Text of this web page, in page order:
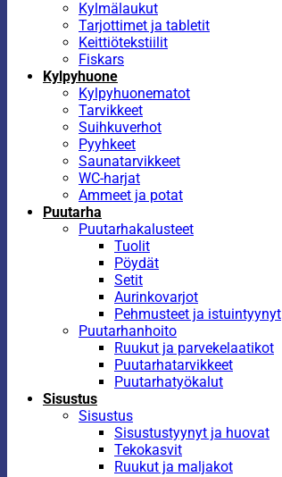
Kylmälaukut
Tarjottimet ja tabletit
Keittiötekstiilit
Fiskars
Kylpyhuone
Kylpyhuonematot
Tarvikkeet
Suihkuverhot
Pyyhkeet
Saunatarvikkeet
WC-harjat
Ammeet ja potat
Puutarha
Puutarhakalusteet
Tuolit
Pöydät
Setit
Aurinkovarjot
Pehmusteet ja istuintyynyt
Puutarhanhoito
Ruukut ja parvekelaatikot
Puutarhatarvikkeet
Puutarhatyökalut
Sisustus
Sisustus
Sisustustyynyt ja huovat
Tekokasvit
Ruukut ja maljakot